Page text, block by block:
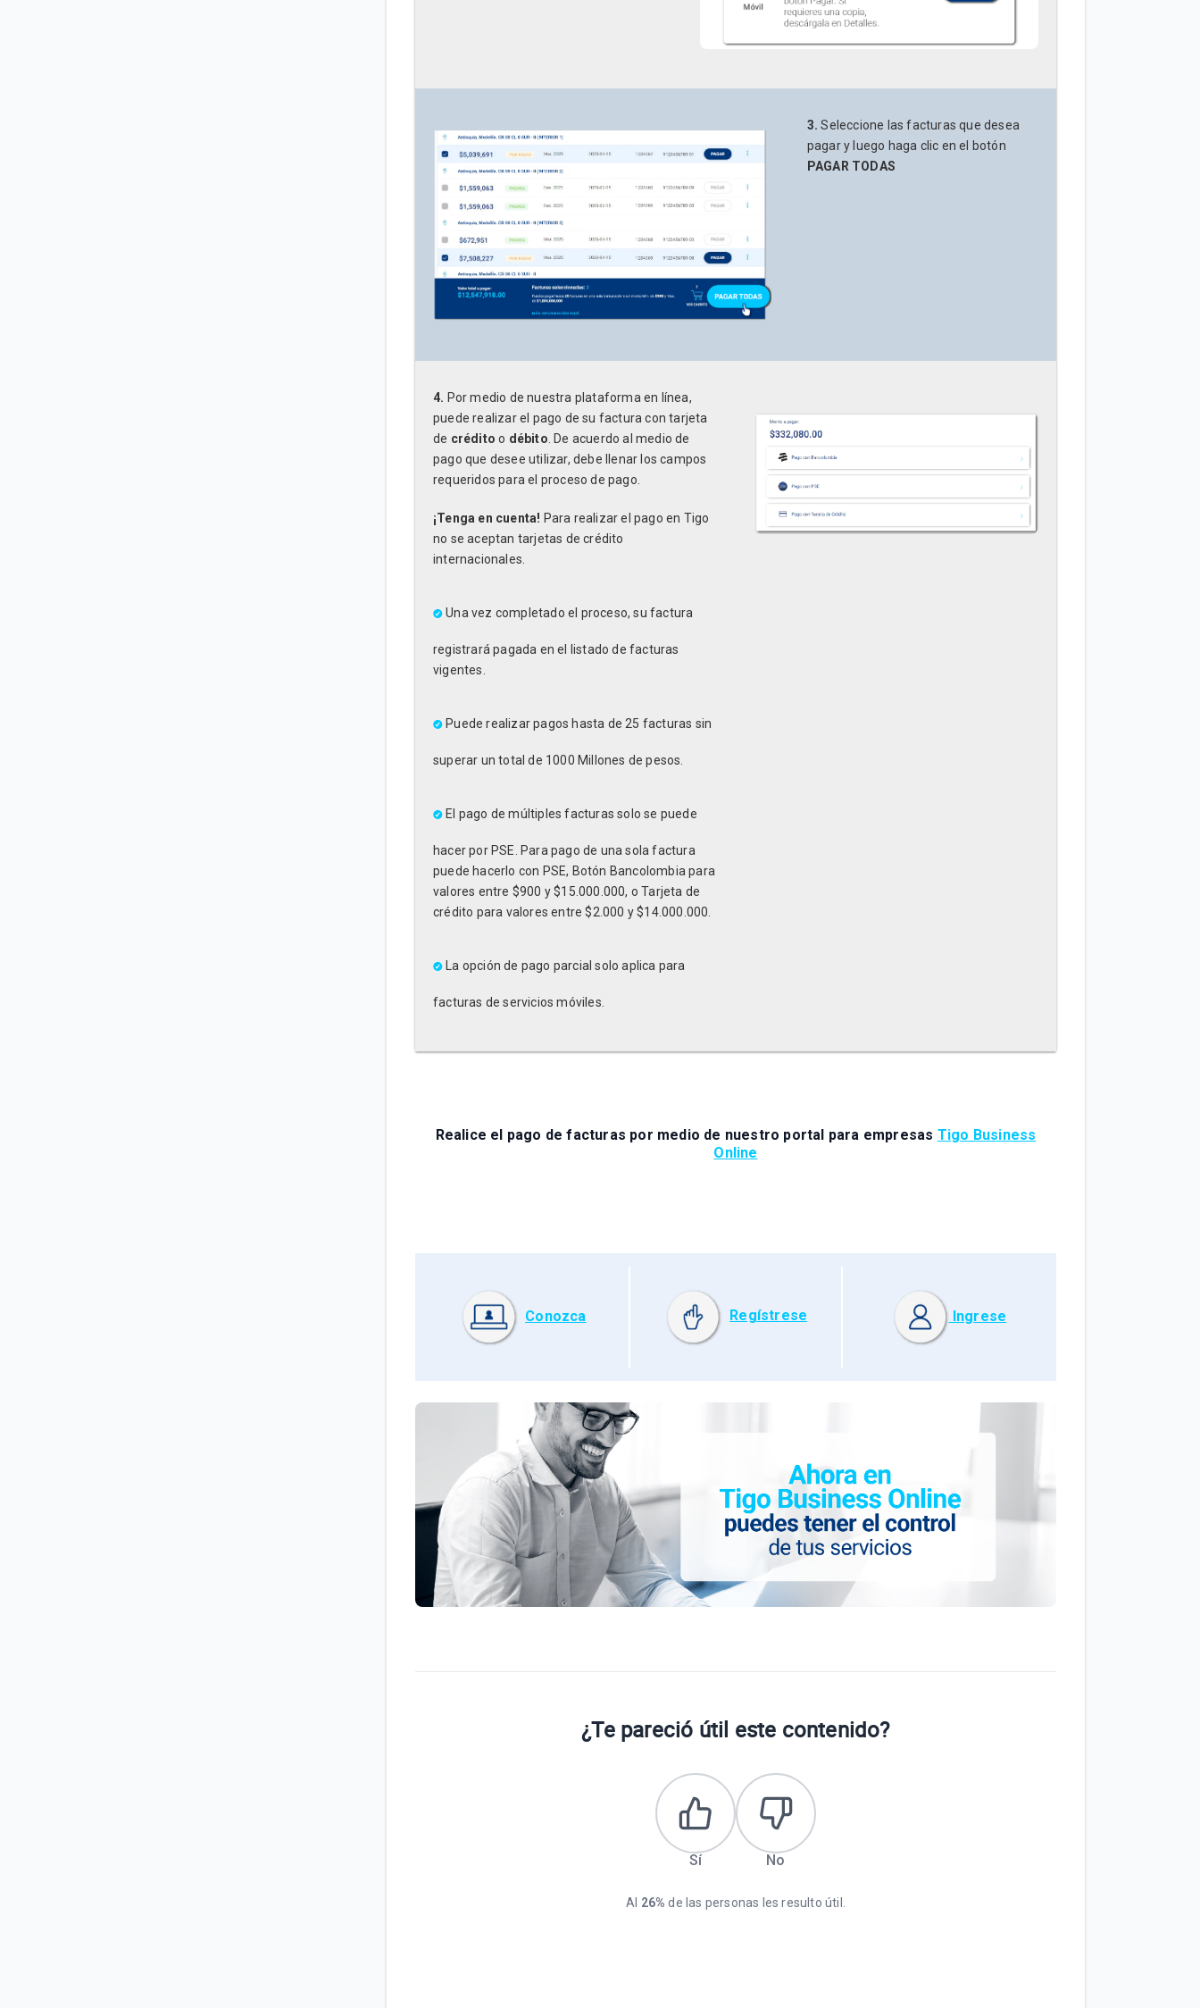
3. Seleccione las facturas que desea
pagar y luego haga clic en el botón
PAGAR TODAS
4. Por medio de nuestra plataforma en línea,
puede realizar el pago de su factura con tarjeta
de crédito o débito. De acuerdo al medio de
pago que desee utilizar, debe llenar los campos
requeridos para el proceso de pago.
¡Tenga en cuenta! Para realizar el pago en Tigo
no se aceptan tarjetas de crédito
internacionales.
Una vez completado el proceso, su factura
registrará pagada en el listado de facturas
vigentes.
Puede realizar pagos hasta de 25 facturas sin
superar un total de 1000 Millones de pesos.
El pago de múltiples facturas solo se puede
hacer por PSE. Para pago de una sola factura
puede hacerlo con PSE, Botón Bancolombia para
valores entre $900 y $15.000.000, o Tarjeta de
crédito para valores entre $2.000 y $14.000.000.
La opción de pago parcial solo aplica para
facturas de servicios móviles.
Realice el pago de facturas por medio de nuestro portal para empresas Tigo Business
Online
Conozca Regístrese Ingrese
¿Te pareció útil este contenido?
Sí No
Al 26% de las personas les resulto útil.